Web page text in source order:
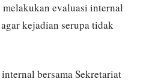
evaluasi internal
kejadian serupa tidak
bersama Sekretariat